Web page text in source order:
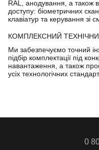
RAL, анодування, а також
доступу: біометричних
клавіатур та керування зі
КОМПЛЕКСНИЙ
Ми забезпечуємо точний
підбір комплектації під
навантаження, а також
усіх технологічних
0